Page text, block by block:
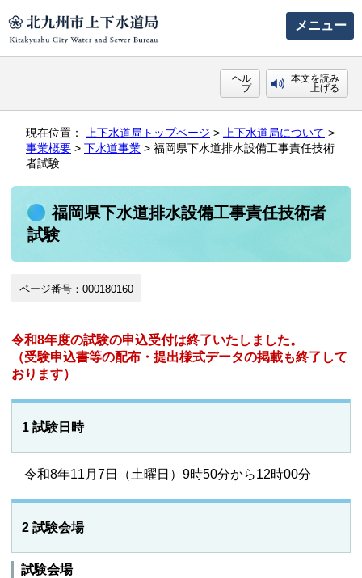
メニュー
ヘル
プ
本文を読み
上げる
現在位置： 上下水道局トップページ > 上下水道局について >
事業概要 > 下水道事業 > 福岡県下水道排水設備工事責任技術
者試験
福岡県下水道排水設備工事責任技術者
試験
ページ番号：000180160
令和8年度の試験の申込受付は終了いたしました。
（受験申込書等の配布・提出様式データの掲載も終了して
おります）
1 試験日時
令和8年11月7日（土曜日）9時50分から12時00分
2 試験会場
試験会場